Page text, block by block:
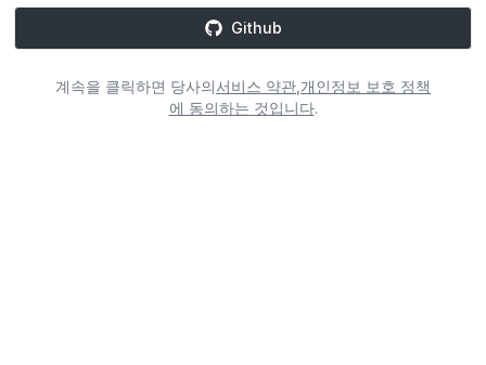
Github
계속을 클릭하면 당사의서비스 약관 개인정보 보호 정책
에 동의하는 것입니다.